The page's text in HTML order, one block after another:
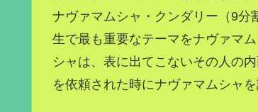
ナヴァマムシャ・クンダリー（9分
生で最も重要なテーマをナヴァマ
シャは、表に出てこないその人の
を依頼された時にナヴァマムシャ